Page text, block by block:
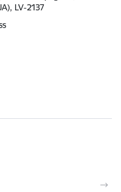
LV-2137